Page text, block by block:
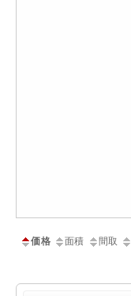
価格 面積 間取